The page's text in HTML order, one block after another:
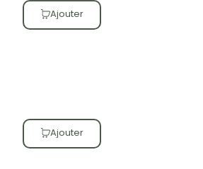
Ajouter
Ajouter